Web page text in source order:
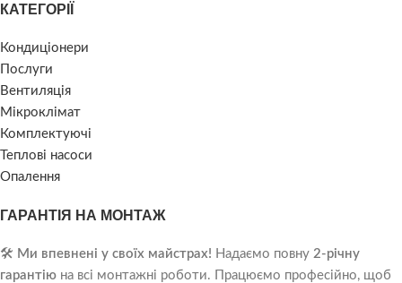
КАТЕГОРІЇ
Кондиціонери
Послуги
Вентиляція
Мікроклімат
Комплектуючі
Теплові насоси
Опалення
ГАРАНТІЯ НА МОНТАЖ
🛠️ Ми впевнені у своїх майстрах! Надаємо повну 2-річну
гарантію на всі монтажні роботи. Працюємо професійно, щоб